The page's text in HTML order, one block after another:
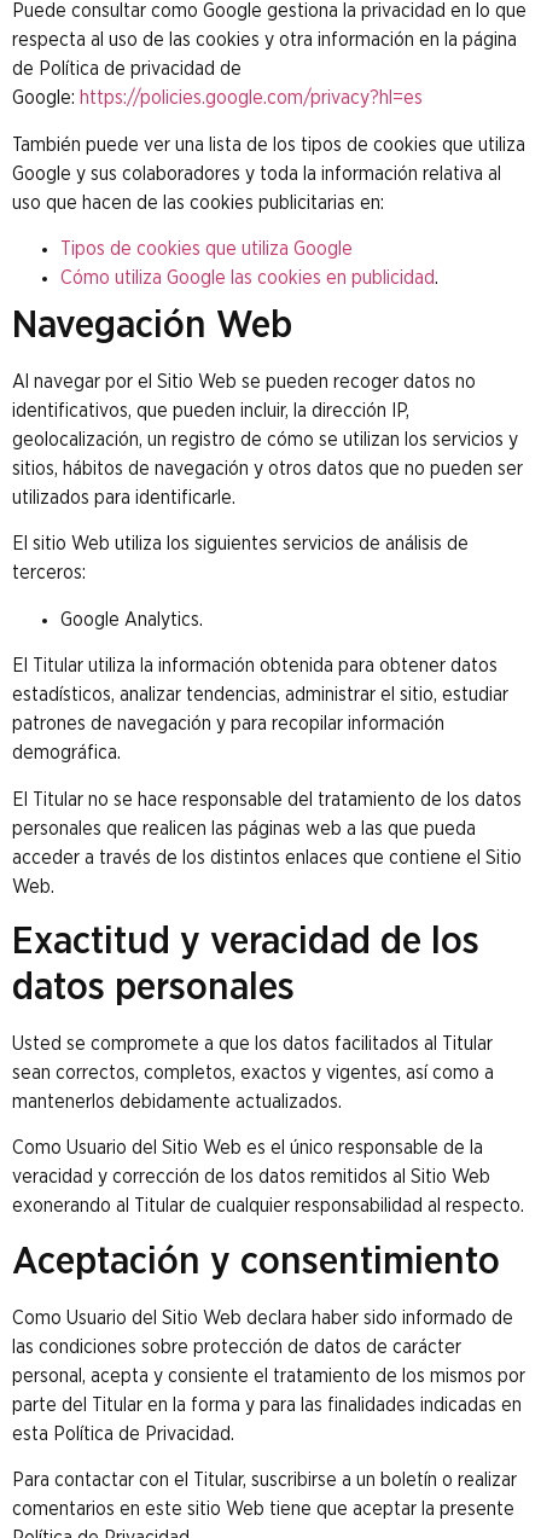
Puede consultar como Google gestiona la privacidad en lo que
respecta al uso de las cookies y otra información en la página
de Política de privacidad de
Google: https://policies.google.com/privacy?hl=es
También puede ver una lista de los tipos de cookies que utiliza
Google y sus colaboradores y toda la información relativa al
uso que hacen de las cookies publicitarias en:
Tipos de cookies que utiliza Google
Cómo utiliza Google las cookies en publicidad.
Navegación Web
Al navegar por el Sitio Web se pueden recoger datos no
identificativos, que pueden incluir, la dirección IP,
geolocalización, un registro de cómo se utilizan los servicios y
sitios, hábitos de navegación y otros datos que no pueden ser
utilizados para identificarle.
El sitio Web utiliza los siguientes servicios de análisis de
terceros:
Google Analytics.
El Titular utiliza la información obtenida para obtener datos
estadísticos, analizar tendencias, administrar el sitio, estudiar
patrones de navegación y para recopilar información
demográfica.
El Titular no se hace responsable del tratamiento de los datos
personales que realicen las páginas web a las que pueda
acceder a través de los distintos enlaces que contiene el Sitio
Web.
Exactitud y veracidad de los
datos personales
Usted se compromete a que los datos facilitados al Titular
sean correctos, completos, exactos y vigentes, así como a
mantenerlos debidamente actualizados.
Como Usuario del Sitio Web es el único responsable de la
veracidad y corrección de los datos remitidos al Sitio Web
exonerando al Titular de cualquier responsabilidad al respecto.
Aceptación y consentimiento
Como Usuario del Sitio Web declara haber sido informado de
las condiciones sobre protección de datos de carácter
personal, acepta y consiente el tratamiento de los mismos por
parte del Titular en la forma y para las finalidades indicadas en
esta Política de Privacidad.
Para contactar con el Titular, suscribirse a un boletín o realizar
comentarios en este sitio Web tiene que aceptar la presente